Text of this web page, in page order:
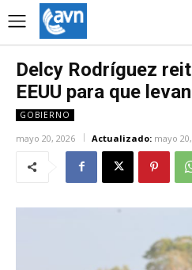
Delcy Rodríguez
EEUU para que
GOBIERNO
mayo 20, 2026 Actualizado: mayo